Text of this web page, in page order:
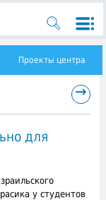
Проекты центра
→
для
у студентов